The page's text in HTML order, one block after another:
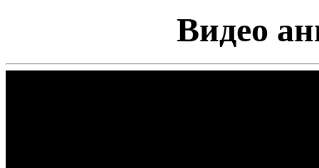
Видео